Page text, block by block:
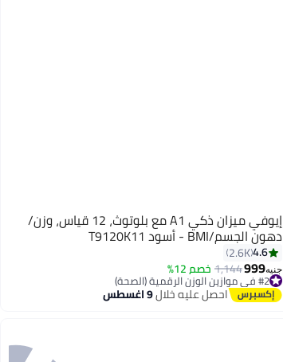
إيوفي ميزان ذكي A1 مع بلوتوث، 12 قياس، وزن/
دهون الجسم/BMI - أسود T9120K11
4.6
2.6K
جنيه999
1,144 خصم 12% #2 في موازين الوزن الرقمية (الصحة)
توصيل مجاني
بتخلّص بسرعةاحصل عليه خلال9 اغسطس